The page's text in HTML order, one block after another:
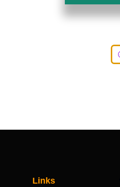
Links